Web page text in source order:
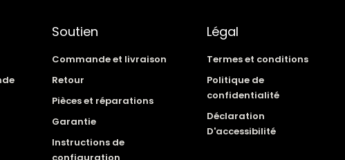
Soutien
Commande et livraison
Retour
Pièces et réparations
Garantie
Instructions de
Légal
Termes et conditions
Politique de
confidentialité
Déclaration
D'accessibilité